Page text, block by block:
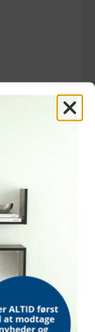
gardin
- Zebragardin